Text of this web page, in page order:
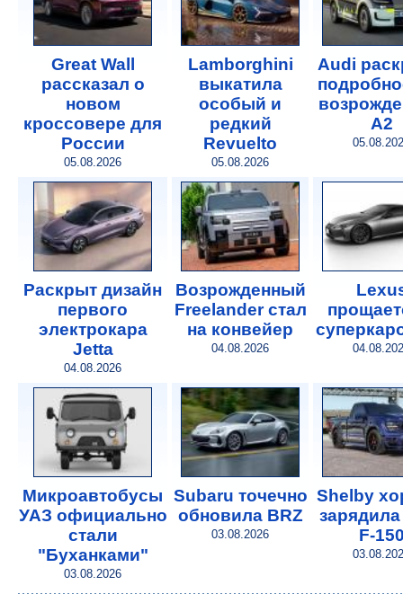
Great Wall
рассказал о
новом
кроссовере для
России
05.08.2026
Lamborghini
выкатила
особый и
редкий
Revuelto
05.08.2026
Audi
A2
Раскрыт дизайн
первого
электрокара
Jetta
04.08.2026
Возрожденный
Freelander стал
на конвейер
04.08.2026
Микроавтобусы
УАЗ официально
стали
"Буханками"
03.08.2026
Subaru точечно
обновила BRZ
03.08.2026
Shelby
F-